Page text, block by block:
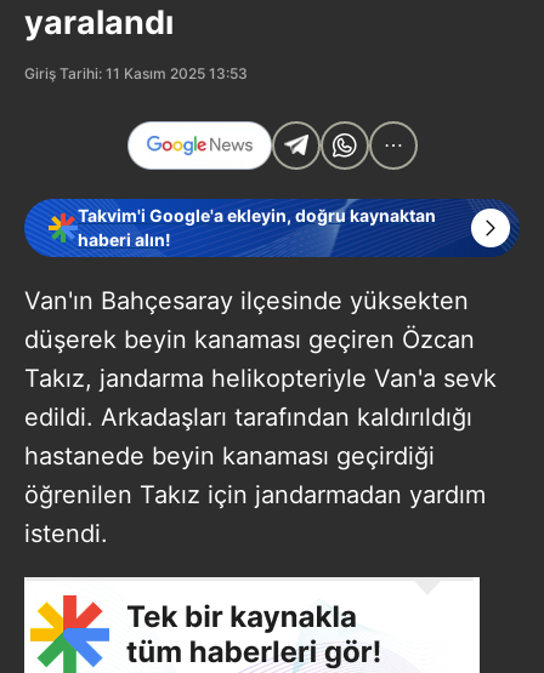
yaralandı
Giriş Tarihi: 11 Kasım 2025 13:53
Takvim'i Google'a ekleyin, doğru kaynaktan
haberi alın!
Van'ın Bahçesaray ilçesinde yüksekten
düşerek beyin kanaması geçiren Özcan
Takız, jandarma helikopteriyle Van'a sevk
edildi. Arkadaşları tarafından kaldırıldığı
hastanede beyin kanaması geçirdiği
öğrenilen Takız için jandarmadan yardım
istendi.